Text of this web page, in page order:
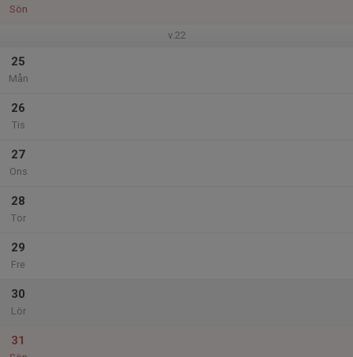
Sön
v.22
25
Mån
26
Tis
27
Ons
28
Tor
29
Fre
30
Lör
31